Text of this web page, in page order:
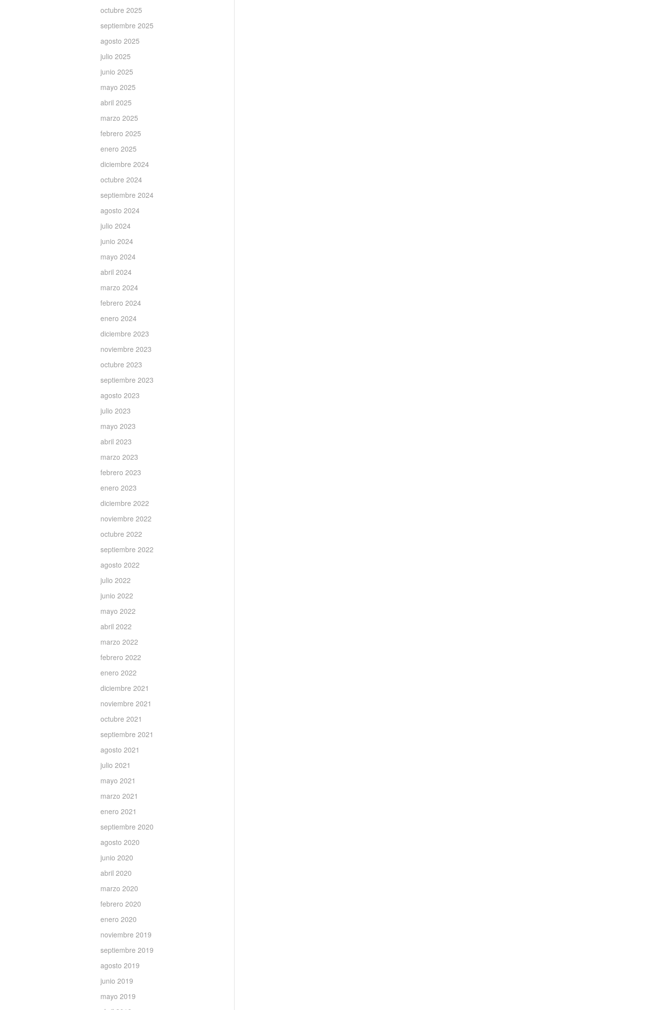
octubre 2025
septiembre 2025
agosto 2025
julio 2025
junio 2025
mayo 2025
abril 2025
marzo 2025
febrero 2025
enero 2025
diciembre 2024
octubre 2024
septiembre 2024
agosto 2024
julio 2024
junio 2024
mayo 2024
abril 2024
marzo 2024
febrero 2024
enero 2024
diciembre 2023
noviembre 2023
octubre 2023
septiembre 2023
agosto 2023
julio 2023
mayo 2023
abril 2023
marzo 2023
febrero 2023
enero 2023
diciembre 2022
noviembre 2022
octubre 2022
septiembre 2022
agosto 2022
julio 2022
junio 2022
mayo 2022
abril 2022
marzo 2022
febrero 2022
enero 2022
diciembre 2021
noviembre 2021
octubre 2021
septiembre 2021
agosto 2021
julio 2021
mayo 2021
marzo 2021
enero 2021
septiembre 2020
agosto 2020
junio 2020
abril 2020
marzo 2020
febrero 2020
enero 2020
noviembre 2019
septiembre 2019
agosto 2019
junio 2019
mayo 2019